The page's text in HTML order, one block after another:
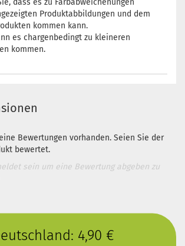
dass es zu Farbabweichenungen
Produktabbildungen und dem
kommen kann.
es chargenbedingt zu kleineren
kommen.
Bewertungen vorhanden. Seien Sie der
bewertet.
sein um eine Bewertung abgeben zu
4,90 €